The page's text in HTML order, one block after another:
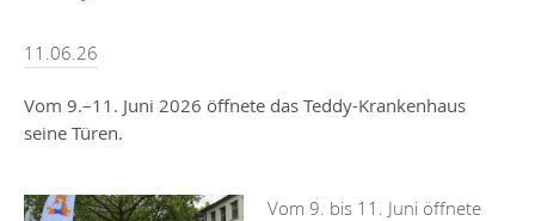
11.06.26
Vom 9.–11. Juni 2026 öffnete das Teddy-Krankenhaus
seine Türen.
Vom 9. bis 11. Juni öffnete